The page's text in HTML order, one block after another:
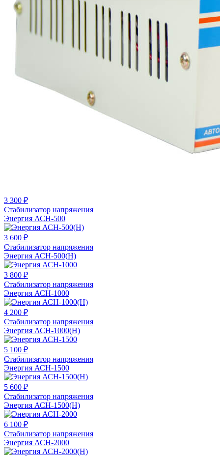
3 300 ₽
Стабилизатор напряжения
Энергия АСН-500
3 600 ₽
Стабилизатор напряжения
Энергия АСН-500(Н)
3 800 ₽
Стабилизатор напряжения
Энергия АСН-1000
4 200 ₽
Стабилизатор напряжения
Энергия АСН-1000(Н)
5 100 ₽
Стабилизатор напряжения
Энергия АСН-1500
5 600 ₽
Стабилизатор напряжения
Энергия АСН-1500(Н)
6 100 ₽
Стабилизатор напряжения
Энергия АСН-2000